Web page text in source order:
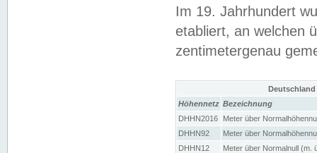
Im 19. Jahrhundert
etabliert, an welchen
zentimetergenau
Höhennetz Bezeichnung
DHHN2016
Meter über
DHHN92
Meter über
DHHN12
Meter über Normalnull (m.